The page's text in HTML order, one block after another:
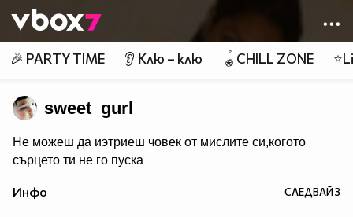
👾
🎉 PARTY TIME 👂 Клю – клю 🪀CHILL ZONE
sweet_gurl
Не можеш да иэтриеш човек от мислите си,когото
сърцето ти не го пуска
Инфо СЛЕДВАЙ3